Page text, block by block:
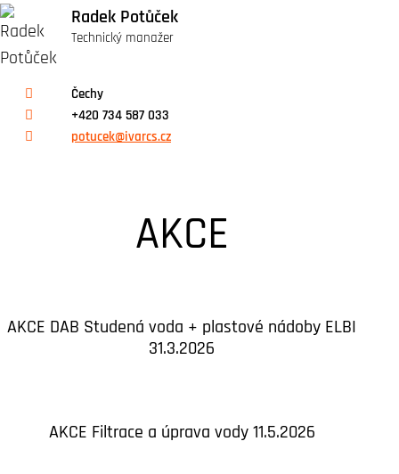
Radek Potůček
Technický manažer
Čechy
+420 734 587 033
potucek@ivarcs.cz
AKCE
AKCE DAB Studená voda + plastové nádoby ELBI
31.3.2026
AKCE Filtrace a úprava vody 11.5.2026